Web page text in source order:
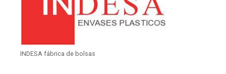
INDESA fábrica de bolsas